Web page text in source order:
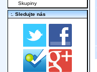
Skupiny
:. Sledujte nás